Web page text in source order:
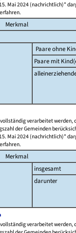
Mai 2024 (nachrichtlich)"
Merkmal
Paare ohne
Paare mit
verarbeitet
der Gemeinden
Mai 2024 (nachrichtlich)"
Merkmal
insgesamt
darunter
verarbeitet